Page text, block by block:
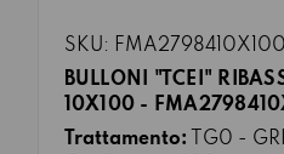
SKU:
BULLONI "TCEI"
10X100 -
Trattamento: TG0 -